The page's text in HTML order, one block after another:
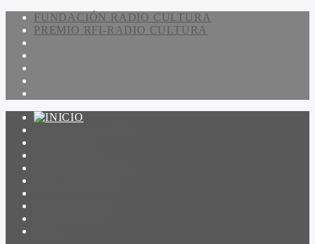
FUNDACIÓN RADIO CULTURA
PREMIO RFI-RADIO CULTURA